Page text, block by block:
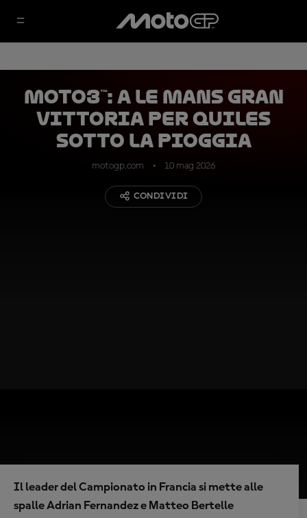
Moto3™: a Le Mans gran
vittoria per Quiles
sotto la pioggia
motogp.com 10 mag 2026
CONDIVIDI
Il leader del Campionato in Francia si mette alle
spalle Adrian Fernandez e Matteo Bertelle